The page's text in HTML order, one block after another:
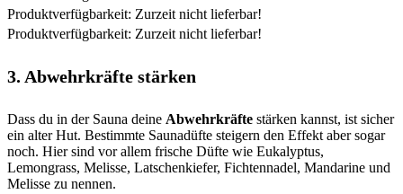
Produktverfügbarkeit: Zurzeit nicht lieferbar!
Produktverfügbarkeit: Zurzeit nicht lieferbar!
3. Abwehrkräfte stärken
Dass du in der Sauna deine Abwehrkräfte stärken kannst, ist sicher
ein alter Hut. Bestimmte Saunadüfte steigern den Effekt aber sogar
noch. Hier sind vor allem frische Düfte wie Eukalyptus,
Lemongrass, Melisse, Latschenkiefer, Fichtennadel, Mandarine und
Melisse zu nennen.